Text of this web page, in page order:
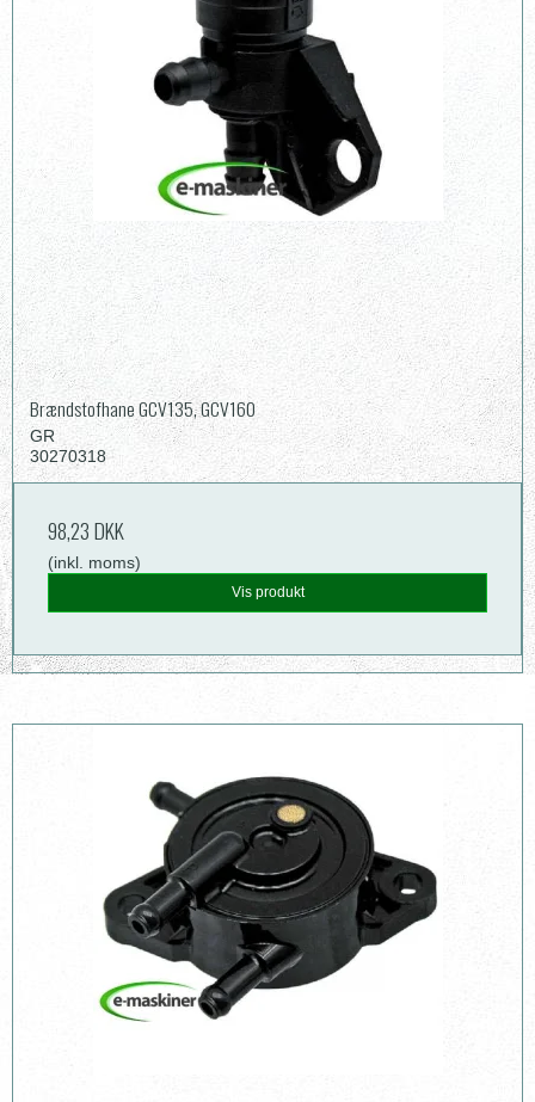
Brændstofhane GCV135, GCV160
GR
30270318
98,23 DKK
(inkl. moms)
Vis produkt